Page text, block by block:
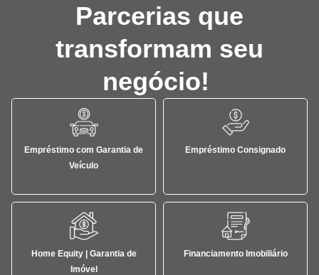
Parcerias que
transformam seu
negócio!
Empréstimo com Garantia de
Veículo
Empréstimo Consignado
Home Equity | Garantia de
Imóvel
Financiamento Imobiliário